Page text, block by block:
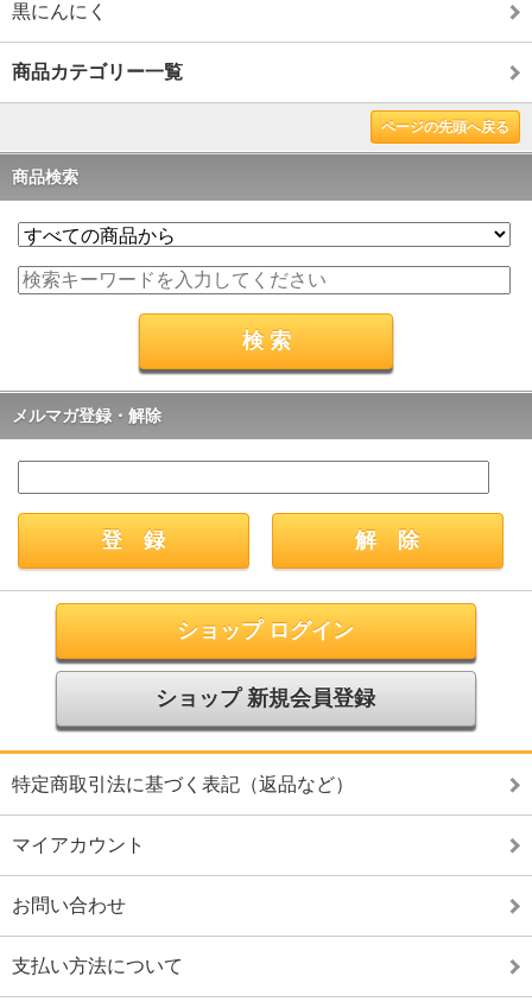
黒にんにく
商品カテゴリー一覧
ページの先頭へ戻る
商品検索
メルマガ登録・解除
ショップ ログイン
ショップ 新規会員登録
特定商取引法に基づく表記（返品など）
マイアカウント
お問い合わせ
支払い方法について